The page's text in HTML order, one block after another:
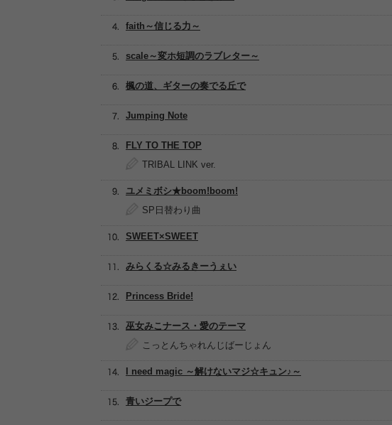
faith～信じる力～
FLY TO THE TOP
TRIBAL LINK ver.
SWEET×SWEET
scale～変ホ短調のラブレター～
楓の道、ギターの奏でる丘で
Jumping Note
ユメミボシ★boom!boom!
SP日替わり曲
みらくる☆みるきーうぇい
Princess Bride!
巫女みこナース・愛のテーマ
こっとんちゃれんじばーじょん
I need magic ～解けないマジ☆キュン♪～
青いジープで